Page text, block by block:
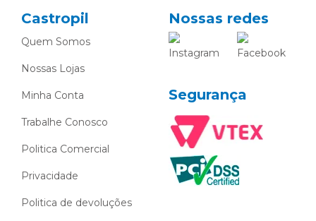
Castropil
Quem Somos
Nossas Lojas
Minha Conta
Trabalhe Conosco
Politica Comercial
Privacidade
Politica de devoluções
Nossas redes
Segurança